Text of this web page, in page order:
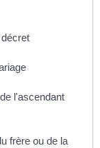
l'ascendant
frère ou de la